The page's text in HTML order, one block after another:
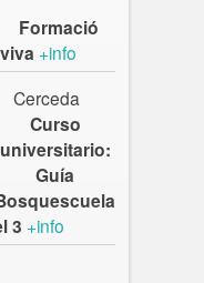
Formació
+info
Cerceda
Curso
universitario:
Guía
3 +info